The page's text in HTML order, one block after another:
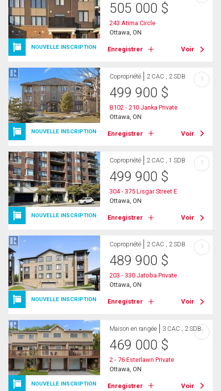
NOUVELLE INSCRIPTION
505 000 $
243 Atima Circle
Ottawa, ON
Enregistrer Voir
NOUVELLE INSCRIPTION
Copropriété 2 CAC , 2 SDB
499 900 $
B102 - 210 Janka Private
Ottawa, ON
Enregistrer Voir
?
NOUVELLE INSCRIPTION
Copropriété 2 CAC , 1 SDB
499 900 $
304 - 375 Lisgar Street E
Ottawa, ON
Enregistrer Voir
?
NOUVELLE INSCRIPTION
Copropriété 2 CAC , 2 SDB
489 900 $
203 - 330 Jatoba Private
Ottawa, ON
Enregistrer Voir
?
NOUVELLE INSCRIPTION
Maison en rangée 3 CAC , 2 SDB
469 000 $
2 - 76 Esterlawn Private
Ottawa, ON
Enregistrer Voir
?